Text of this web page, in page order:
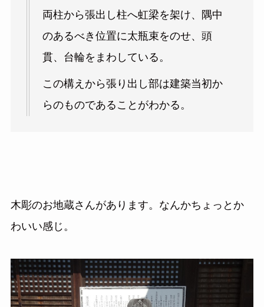
両柱から張出し柱へ虹梁を架け、隅中
のあるべき位置に太瓶束をのせ、頭
貫、台輪をまわしている。
この構えから張り出し部は建築当初か
らのものであることがわかる。
木彫のお地蔵さんがあります。なんかちょっとか
わいい感じ。